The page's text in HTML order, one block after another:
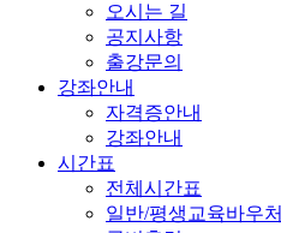
오시는 길
공지사항
출강문의
강좌안내
자격증안내
강좌안내
시간표
전체시간표
일반/평생교육바우처